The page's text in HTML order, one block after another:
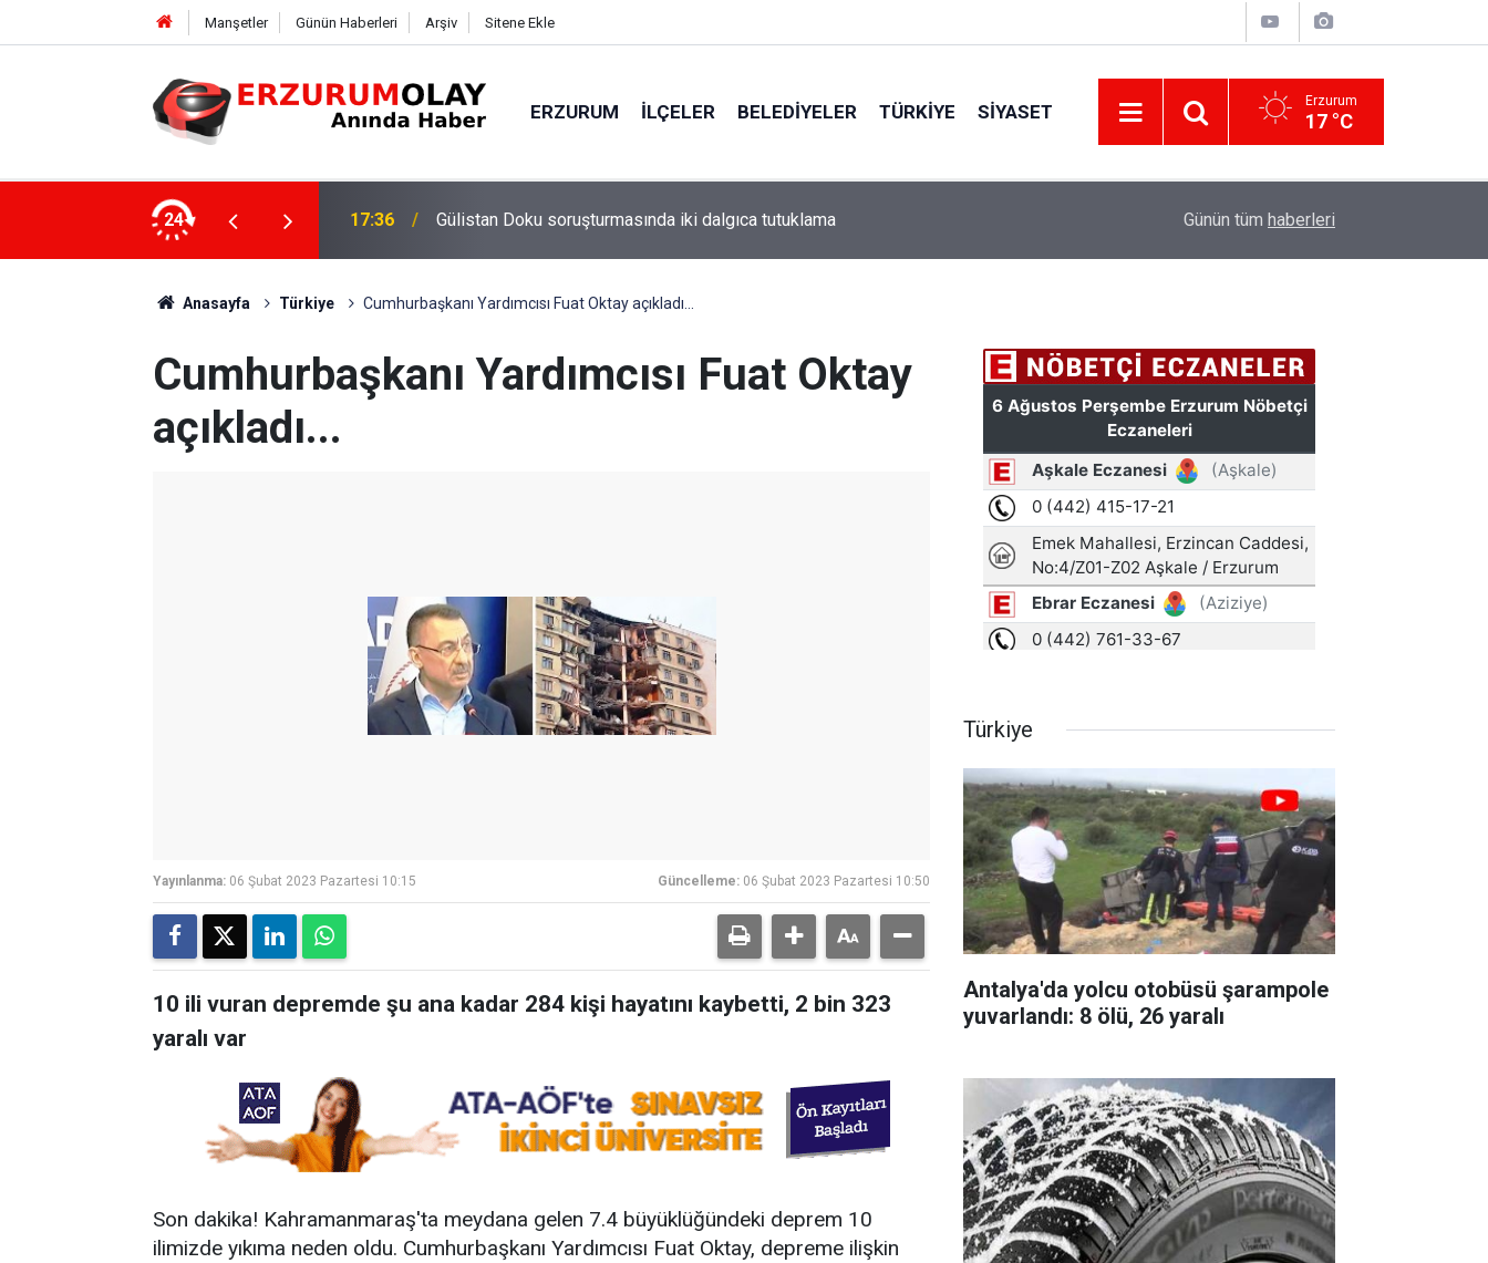
Manşetler Günün Haberleri Arşiv Sitene Ekle
ERZURUM İLÇELER BELEDIYELER TÜRKIYE SIYASET Erzurum
17 °C
24
dalgıca tutuklama 12:29 YÜRÜYEN PARALAR MANGASI
Günün tüm haberleri
Anasayfa Türkiye Cumhurbaşkanı Yardımcısı Fuat Oktay açıkladı...
Cumhurbaşkanı Yardımcısı Fuat Oktay
açıkladı...
Yayınlanma: 06 Şubat 2023 Pazartesi 10:15 Güncelleme: 06 Şubat 2023 Pazartesi 10:50
10 ili vuran depremde şu ana kadar 284 kişi hayatını kaybetti, 2 bin 323
yaralı var
Son dakika! Kahramanmaraş'ta meydana gelen 7.4 büyüklüğündeki deprem 10
ilimizde yıkıma neden oldu. Cumhurbaşkanı Yardımcısı Fuat Oktay, depreme ilişkin
Türkiye
Antalya'da yolcu otobüsü şarampole
yuvarlandı: 8 ölü, 26 yaralı